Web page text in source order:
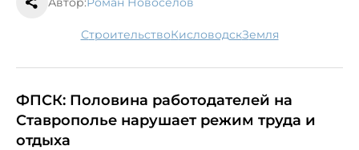
строительство Кисловодск земля
ФПСК: Половина работодателей на
Ставрополье нарушает режим труда и
отдыха